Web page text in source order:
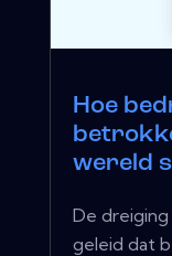
Hoe
wereld
De
geleid dat